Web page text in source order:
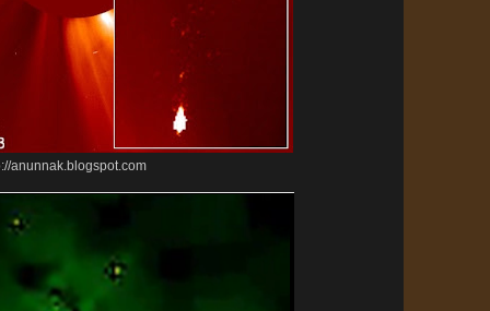
anunnak.blogspot.com